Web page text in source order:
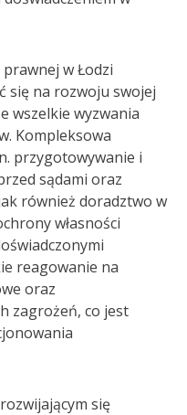
w Łodzi
się na rozwoju swojej
wszelkie wyzwania
Kompleksowa
przygotowywanie i
sądami oraz
również doradztwo w
własności
reagowanie na
oraz
zagrożeń, co jest
się